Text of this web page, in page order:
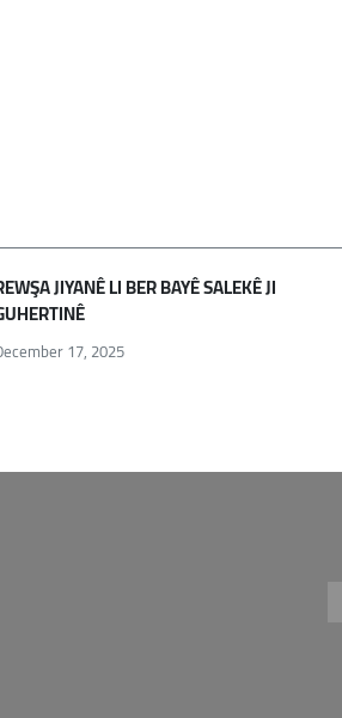
JIYANÊ LI BER BAYÊ SALEKÊ JI
17, 2025